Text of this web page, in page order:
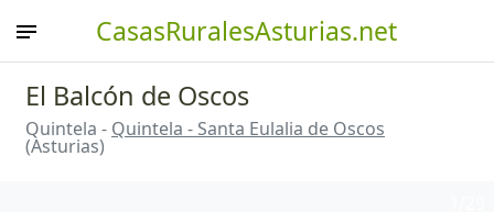
CasasRuralesAsturias.net
El Balcón de Oscos
Quintela - Quintela - Santa Eulalia de Oscos
(Asturias)